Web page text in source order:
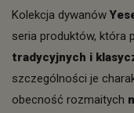
Kolekcja dywanów
seria produktów, która
tradycyjnych i
szczególności je
obecność rozmaitych